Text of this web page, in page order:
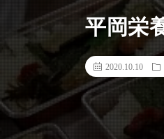
平岡栄
2020.10.10